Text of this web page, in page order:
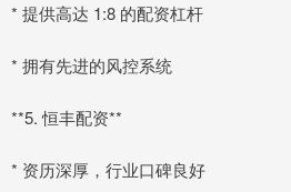
* 提供高达 1:8 的配资杠杆
* 拥有先进的风控系统
**5. 恒丰配资**
* 资历深厚，行业口碑良好